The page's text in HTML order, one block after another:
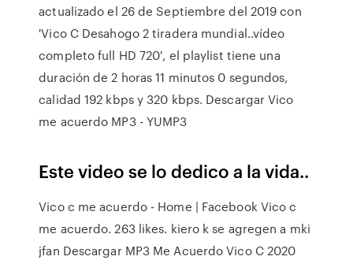
actualizado el 26 de Septiembre del 2019 con
'Vico C Desahogo 2 tiradera mundial..vídeo
completo full HD 720', el playlist tiene una
duración de 2 horas 11 minutos 0 segundos,
calidad 192 kbps y 320 kbps. Descargar Vico
me acuerdo MP3 - YUMP3
Este video se lo dedico a la vida..
Vico c me acuerdo - Home | Facebook Vico c
me acuerdo. 263 likes. kiero k se agregen a mki
jfan Descargar MP3 Me Acuerdo Vico C 2020